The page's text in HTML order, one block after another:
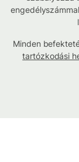
Minden
tartózkodási